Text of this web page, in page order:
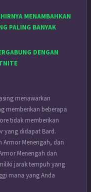
MENAMBAHKAN
PALING BANYAK
DENGAN
menawarkan
memberikan beberapa
tidak memberikan
yang didapat Bard.
Armor Menengah, dan
Menengah dan
jarak tempuh yang
mana yang Anda